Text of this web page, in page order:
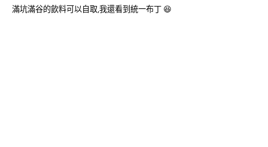
滿坑滿谷的飲料可以自取,我還看到統一布丁 😆